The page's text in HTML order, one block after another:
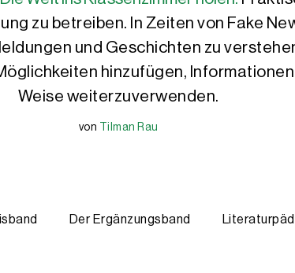
zu betreiben. In Zeiten von Fake
und Geschichten zu
hinzufügen,
Weise weiterzuverwenden.
von
Tilman Rau
Der Ergänzungsband